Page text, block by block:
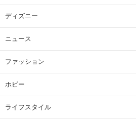
ディズニー
ニュース
ファッション
ホビー
ライフスタイル